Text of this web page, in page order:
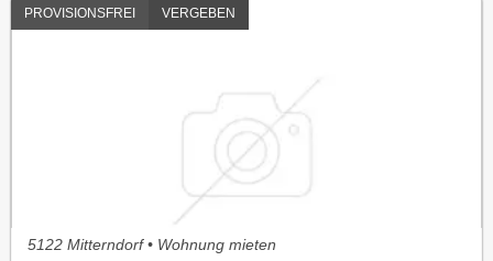
PROVISIONSFREI VERGEBEN
5122 Mitterndorf • Wohnung mieten